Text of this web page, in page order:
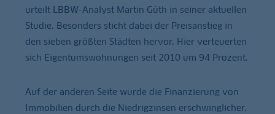
urteilt LBBW-Analyst Martin Güth in seiner aktuellen
Studie. Besonders sticht dabei der Preisanstieg in
den sieben größten Städten hervor. Hier verteuerten
sich Eigentumswohnungen seit 2010 um 94 Prozent.
Auf der anderen Seite wurde die Finanzierung von
Immobilien durch die Niedrigzinsen erschwinglicher.